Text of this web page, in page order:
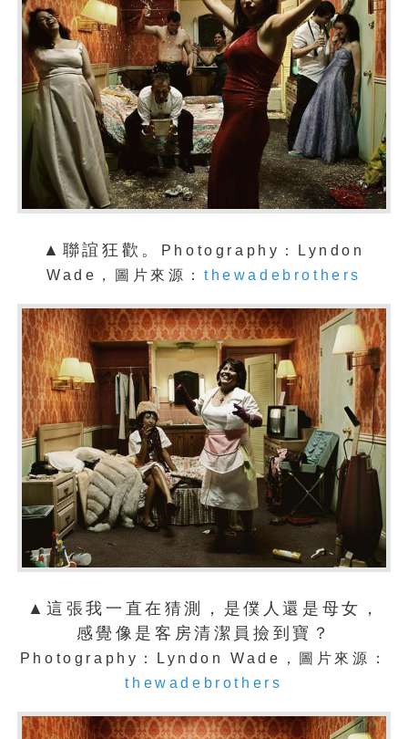
▲聯誼狂歡。
Photography：Lyndon
Wade，圖片來源： thewadebrothers
▲這張我一直在猜測，是僕人還是母女，
感覺像是客房清潔員撿到寶？
Photography：Lyndon Wade，圖片來源：
thewadebrothers